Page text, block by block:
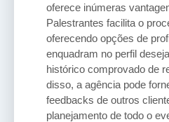
oferece inúmeras
Palestrantes facilita o
oferecendo opções de
enquadram no perfil
histórico comprovado de
disso, a agência pode
feedbacks de outros
planejamento de todo o